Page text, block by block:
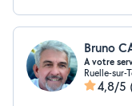
Bruno
A votre
Ruelle-sur-
4,8/5